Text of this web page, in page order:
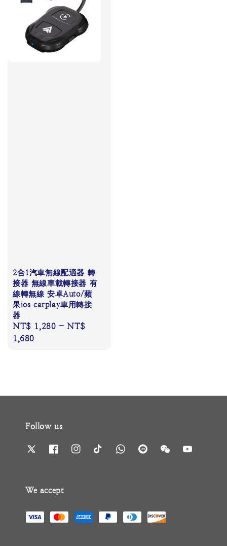
2合1汽車無線配適器 轉
接器 無線車載轉接器 有
線轉無線 安卓Auto/蘋
果ios carplay車用轉接
器
Regular
price
NT$ 1,280 -NT$
1,680
Follow us
We accept